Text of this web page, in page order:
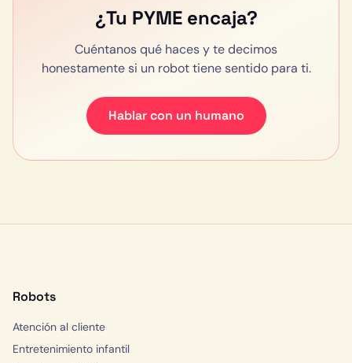
¿Tu PYME encaja?
Cuéntanos qué haces y te decimos
honestamente si un robot tiene sentido para ti.
Hablar con un humano
Robots
Atención al cliente
Entretenimiento infantil